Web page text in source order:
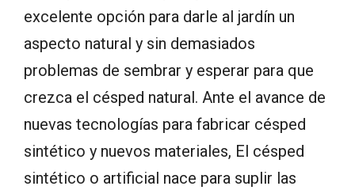
excelente opción para darle al jardín un
aspecto natural y sin demasiados
problemas de sembrar y esperar para que
crezca el césped natural. Ante el avance de
nuevas tecnologías para fabricar césped
sintético y nuevos materiales, El césped
sintético o artificial nace para suplir las